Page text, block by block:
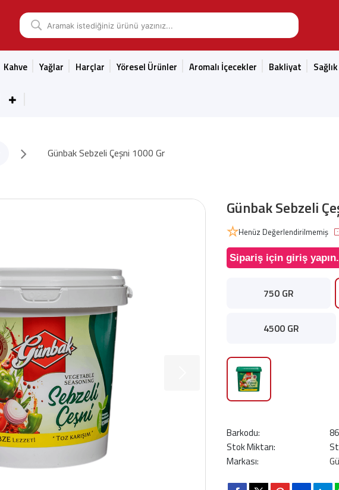
Kahve Yağlar Harçlar Yöresel Ürünler Aromalı İçecekler Bakliyat
Günbak Sebzeli Çeşni 1000 Gr
Günbak Sebzeli
Henüz Değerlendirilmemiş
Sipariş için giriş yapın.
750 GR
4500 GR
Barkodu:
Stok Miktarı:
Markası: